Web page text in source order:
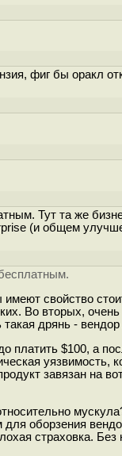
фиг бы оракл
Тут та же
(и общем
свойство
Во вторых,
дрянь - вендор
платить $100, а
уязвимость,
завязан на
оборзения
страховка.